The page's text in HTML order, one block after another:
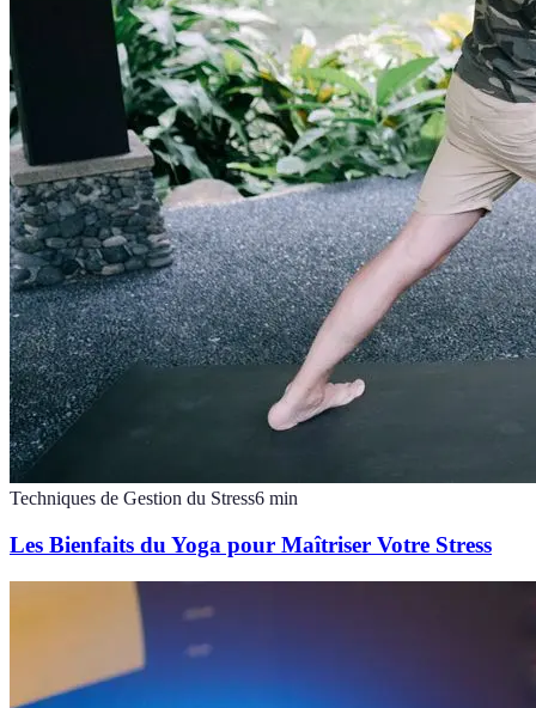
Techniques de Gestion du Stress6 min
Les Bienfaits du Yoga pour Maîtriser Votre Stress